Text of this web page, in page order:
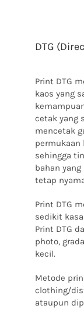
DTG
Print DTG
kaos yang
cetak yang
mencetak
permukaan
sehingga
bahan
tetap
Print DTG
sedikit
Print DTG
photo,
kecil.
Metode
clothing/
ataupun